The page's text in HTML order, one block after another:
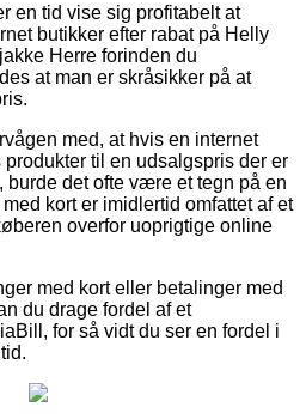
en tid vise sig profitabelt at
butikker efter rabat på Helly
Herre forinden du
at man er skråsikker på at
med, at hvis en internet
til en udsalgspris der er
burde det ofte være et tegn på en
kort er imidlertid omfattet af et
overfor uoprigtige online
med kort eller betalinger med
du drage fordel af et
for så vidt du ser en fordel i